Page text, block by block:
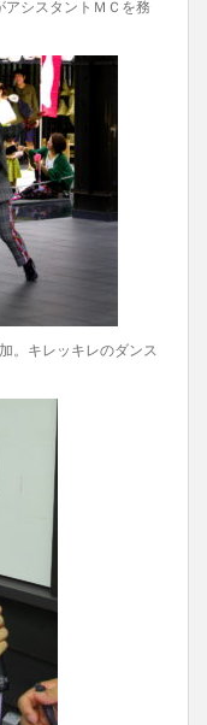
アシスタントＭＣを務
。キレッキレのダンス